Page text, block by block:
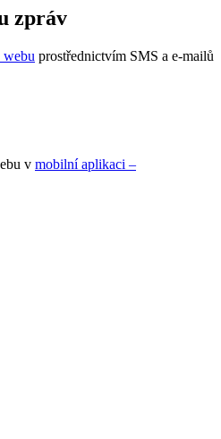
zpráv
webu prostřednictvím SMS a e-mailů
v mobilní aplikaci –